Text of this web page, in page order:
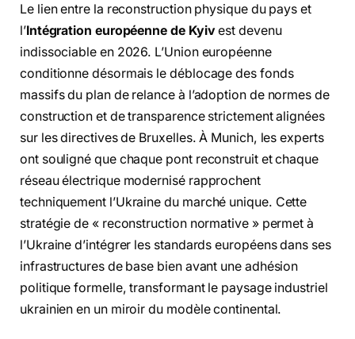
Le lien entre la reconstruction physique du pays et
l’Intégration européenne de Kyivest devenu
indissociable en 2026. L’Union européenne
conditionne désormais le déblocage des fonds
massifs du plan de relance à l’adoption de normes de
construction et de transparence strictement alignées
sur les directives de Bruxelles. À Munich, les experts
ont souligné que chaque pont reconstruit et chaque
réseau électrique modernisé rapprochent
techniquement l’Ukraine du marché unique. Cette
stratégie de « reconstruction normative » permet à
l’Ukraine d’intégrer les standards européens dans ses
infrastructures de base bien avant une adhésion
politique formelle, transformant le paysage industriel
ukrainien en un miroir du modèle continental.